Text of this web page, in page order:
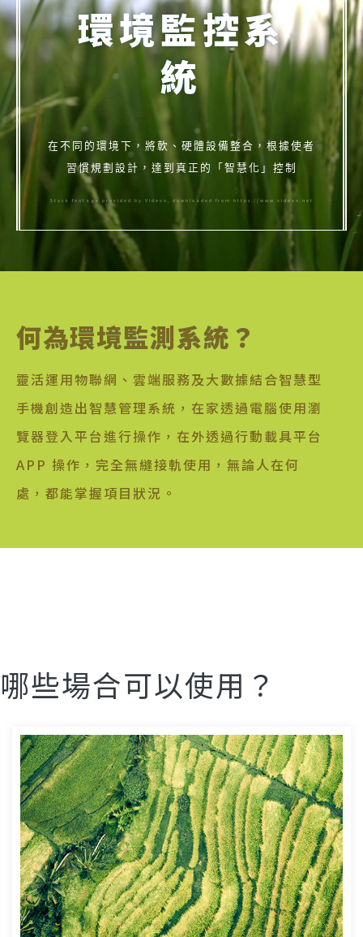
環境監控系
統
在不同的環境下，將軟、硬體設備整合，根據使者
習慣規劃設計，達到真正的「智慧化」控制
Stock footage provided by Videvo, downloaded from https://www.videvo.net
何為環境監測系統？
靈活運用物聯網、雲端服務及大數據結合智慧型
手機創造出智慧管理系統，在家透過電腦使用瀏
覽器登入平台進行操作，在外透過行動載具平台
APP 操作，完全無縫接軌使用，無論人在何
處，都能掌握項目狀況。
哪些場合可以使用？